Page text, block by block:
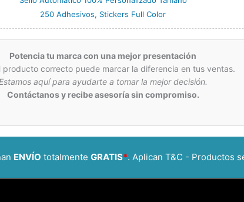
250 Adhesivos, Stickers Full Color
Potencia tu marca con una mejor presentación
producto correcto puede marcar la diferencia en tus ventas.
Estamos aquí para ayudarte a tomar la mejor decisión.
Contáctanos y recibe asesoría sin compromiso.
ENVÍO totalmente GRATIS*. Aplican T&C - Productos